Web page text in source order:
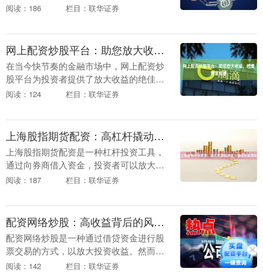
投资工具，允许投资者利用信托公司提供
信托股票配资的....
阅读：186 栏目：联华证券
网上配资炒股平台：助您放大收益，把握财富机遇
在当今快节奏的金融市场中，网上配资炒
股平台为投资者提供了放大收益的绝佳机
会。这些平台允许投资者使用杠杆资金进
优势** 杠....
阅读：124 栏目：联华证券
上海股指期货配资：高杠杆撬动财富，谨慎投资需知
上海股指期货配资是一种杠杆投资工具，
通过向券商借入资金，投资者可以放大自
己的投资资金，从而撬动更大的收益。然
在参与配资交易前....
阅读：187 栏目：联华证券
配资网络炒股：高收益背后的风险揭秘
配资网络炒股是一种通过借贷资金进行股
票交易的方式，以放大投资收益。然而，
高收益的背后往往隐藏着巨大的风险。 **
阅读：142 栏目：联华证券